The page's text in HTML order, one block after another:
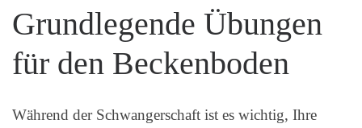
Grundlegende Übungen
für den Beckenboden
Während der Schwangerschaft ist es wichtig, Ihre